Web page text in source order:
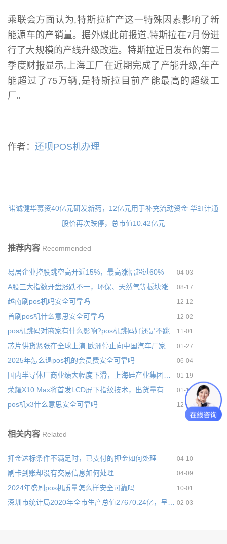
乘联会方面认为,特斯拉扩产这一特殊因素影响了新
能源车的产销量。据外媒此前报道,特斯拉在7月份进
行了大规模的产线升级改造。特斯拉近日发布的第二
季度财报显示,上海工厂在近期完成了产能升级,年产
能超过了75万辆,是特斯拉目前产能最高的超级工
厂。
作者： 还呗POS机办理
诺诚健华募资40亿元研发新药，12亿元用于补充流动资金 华虹计通
股价再次跌停，总市值10.42亿元
推荐内容 Recommended
易居企业控股跳空高开近15%，最高涨幅超过60% 04-03
08-17
越南刷pos机吗安全可靠吗 12-12
首刷pos机什么意思安全可靠吗 12-02
11-01
01-27
2025年怎么退pos机的会员费安全可靠吗 06-04
01-19
01-19
pos机x3什么意思安全可靠吗 12-07
相关内容 Related
押金达标条件不满足时，已支付的押金如何处理 04-10
刷卡到账却没有交易信息如何处理 04-09
2024年盛刷pos机质量怎么样安全可靠吗 10-01
02-03